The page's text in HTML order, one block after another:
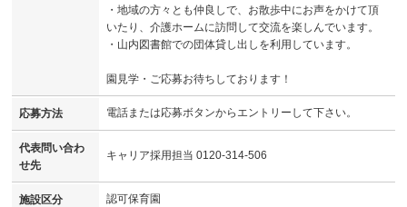
・地域の方々とも仲良しで、お散歩中にお声をかけて頂
いたり、介護ホームに訪問して交流を楽しんでいます。
・山内図書館での団体貸し出しを利用しています。
園見学・ご応募お待ちしております！
応募方法 電話または応募ボタンからエントリーして下さい。
代表問い合わ
せ先
キャリア採用担当 0120-314-506
施設区分 認可保育園